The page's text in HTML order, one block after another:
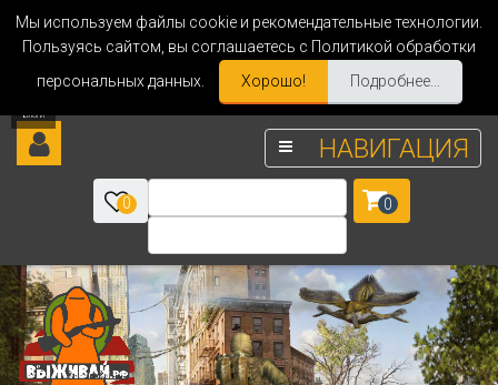
Мы используем файлы cookie и рекомендательные технологии.
Пользуясь сайтом, вы соглашаетесь с Политикой обработки
персональных данных.
Хорошо! Подробнее...
НАВИГАЦИЯ
0 0